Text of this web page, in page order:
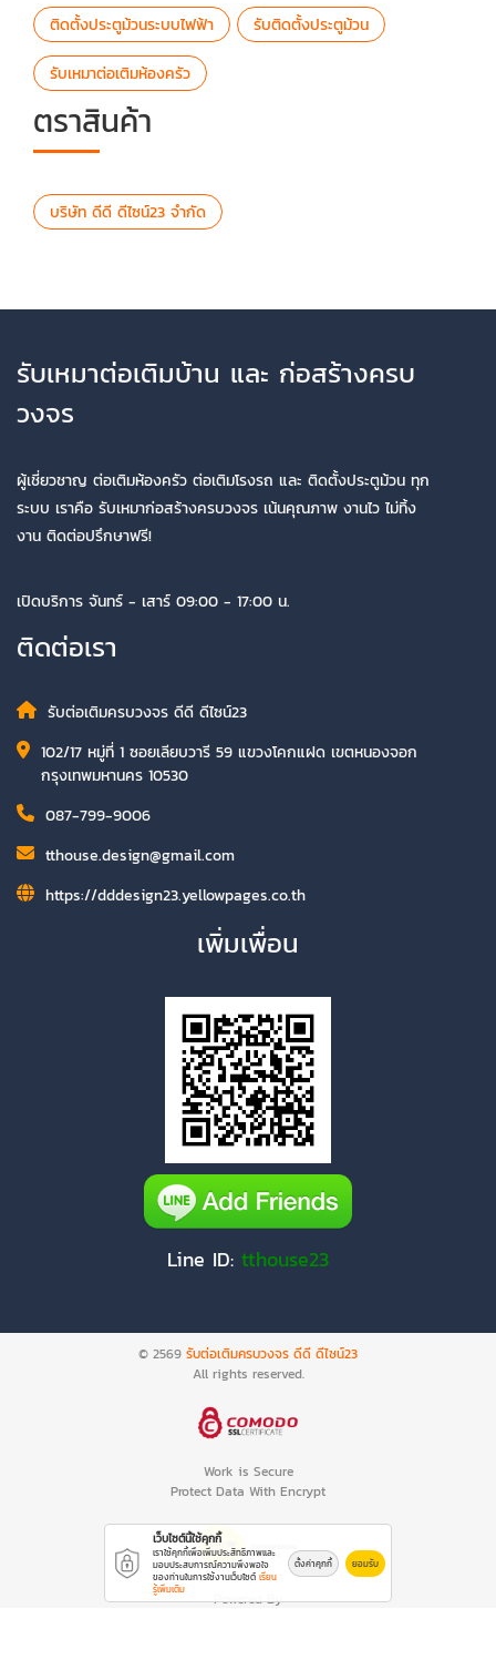
ติดตั้งประตูม้วนระบบไฟฟ้า รับติดตั้งประตูม้วน
รับเหมาต่อเติมห้องครัว
ตราสินค้า
บริษัท ดีดี ดีไซน์23 จำกัด
รับเหมาต่อเติมบ้าน และ ก่อสร้างครบ
วงจร
ผู้เชี่ยวชาญ ต่อเติมห้องครัว ต่อเติมโรงรถ และ ติดตั้งประตูม้วน ทุก
ระบบ เราคือ รับเหมาก่อสร้างครบวงจร เน้นคุณภาพ งานไว ไม่ทิ้ง
งาน ติดต่อปรึกษาฟรี!
เปิดบริการ จันทร์ - เสาร์ 09:00 - 17:00 น.
ติดต่อเรา
รับต่อเติมครบวงจร ดีดี ดีไซน์23
102/17 หมู่ที่ 1 ซอยเลียบวารี 59 แขวงโคกแฝด เขตหนองจอก
กรุงเทพมหานคร 10530
087-799-9006
tthouse.design@gmail.com
https://dddesign23.yellowpages.co.th
เพิ่มเพื่อน
Line ID: tthouse23
© 2569 รับต่อเติมครบวงจร ดีดี ดีไซน์23
All rights reserved.
Work is Secure
Protect Data With Encrypt
Powered By
เว็บไซต์นี้ใช้คุกกี้
เราใช้คุกกี้เพื่อเพิ่มประสิทธิภาพและ
มอบประสบการณ์ความพึงพอใจ
ของท่านในการใช้งานเว็บไซต์ เรียน
รู้เพิ่มเติม
ตั้งค่าคุกกี้ ยอมรับ